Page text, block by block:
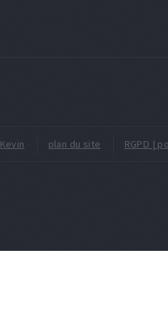
Kevin plan du site RGPD |